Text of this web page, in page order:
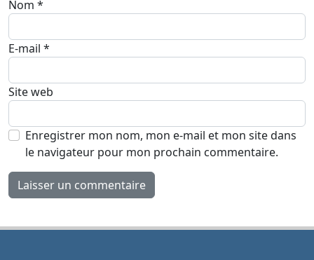
Nom *
E-mail *
Site web
Enregistrer mon nom, mon e-mail et mon site dans
le navigateur pour mon prochain commentaire.